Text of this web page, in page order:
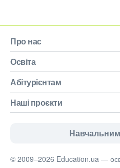
Про нас
Освіта
Абітурієнтам
Наші проєкти
© 2009–2026 Education.ua —